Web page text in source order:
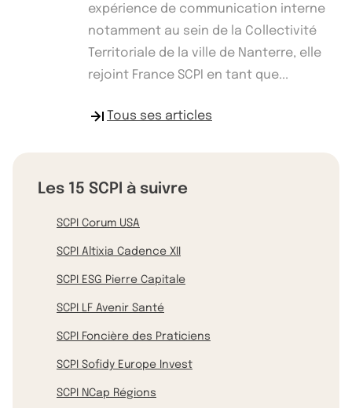
expérience de communication interne
notamment au sein de la Collectivité
Territoriale de la ville de Nanterre, elle
rejoint France SCPI en tant que...
Tous ses articles
Les 15 SCPI à suivre
SCPI Corum USA
SCPI Altixia Cadence XII
SCPI ESG Pierre Capitale
SCPI LF Avenir Santé
SCPI Foncière des Praticiens
SCPI Sofidy Europe Invest
SCPI NCap Régions